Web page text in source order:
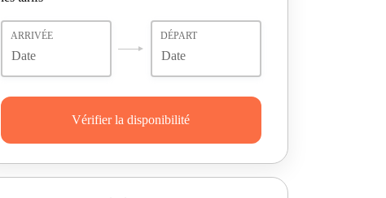
ARRIVÉE DÉPART
Vérifier la disponibilité